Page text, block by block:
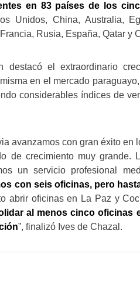
en 83 países de los
Unidos, China, Australia,
Rusia, España, Qatar y
destacó el extraordinario
en el mercado
considerables índices de
avanzamos con gran éxito
de crecimiento muy grande.
un servicio profesional
con seis oficinas, pero
abrir oficinas en La Paz y
al menos cinco oficinas
”, finalizó Ives de Chazal.